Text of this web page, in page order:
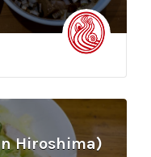
Hiroshima)